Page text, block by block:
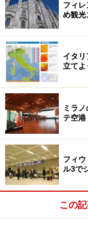
広場に面したテラス席
17世紀に建てられ
や、オペラの殿堂「
華やかな歴史を今
る「ガンブリヌス」
やナポリの大衆演
リの文化人たちに愛
「ウンベルトI世の
ニウス・クッリによ
で、優雅なお茶の時
＜DATA＞
Gran Caffe
住所：Via Chiaia,1
フィ
め観光
イタ
立てよ
ミラ
テ空
フィ
ル3で
この